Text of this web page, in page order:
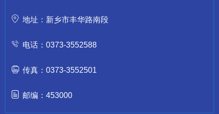
地址：新乡市丰华路南段
电话：0373-3552588
传真：0373-3552501
邮编：453000